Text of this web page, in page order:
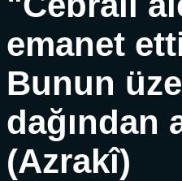
emanet
Bunun
dağından
(Azrakî)